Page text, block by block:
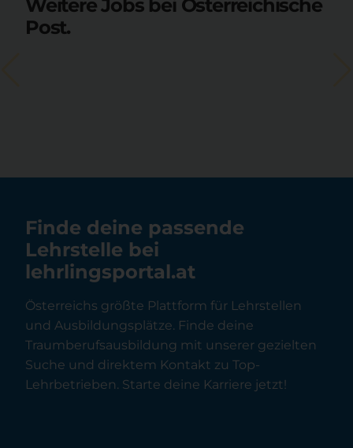
Weitere Jobs bei Österreichische
Post.
Finde deine passende
Lehrstelle bei
lehrlingsportal.at
Österreichs größte Plattform für Lehrstellen
und Ausbildungsplätze. Finde deine
Traumberufsausbildung mit unserer gezielten
Suche und direktem Kontakt zu Top-
Lehrbetrieben. Starte deine Karriere jetzt!